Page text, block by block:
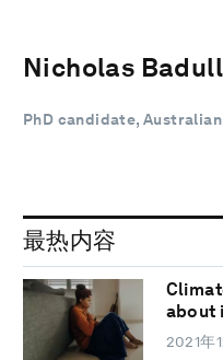
Nicholas
PhD candidate,
最热内容
about
2021年